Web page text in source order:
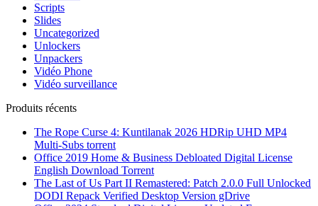
Scripts
Slides
Uncategorized
Unlockers
Unpackers
Vidéo Phone
Vidéo surveillance
Produits récents
The Rope Curse 4: Kuntilanak 2026 HDRip UHD MP4
Multi-Subs torrent
Office 2019 Home & Business Debloated Digital License
English Dоwnlоad Torrent
The Last of Us Part II Remastered: Patch 2.0.0 Full Unlocked
DODI Repack Verified Desktop Version gDrive